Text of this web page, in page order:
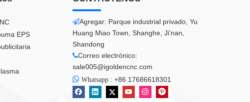
EPS
Agregar: Parque industrial privado, Yu
Huang Miao Town, Shanghe, Ji'nan,
Shandong
Correo electrónico:
sale005@igoldencnc.com
 Whatsapp : +86 17686618301